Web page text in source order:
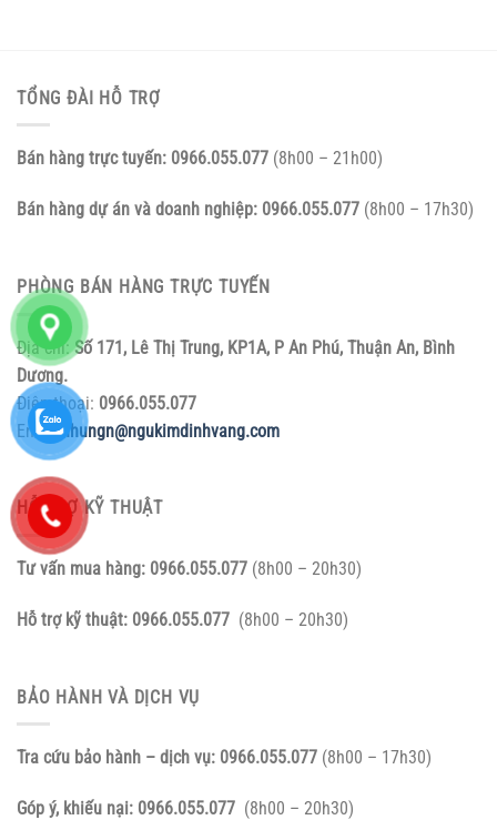
TỔNG ĐÀI HỖ TRỢ
Bán hàng trực tuyến: 0966.055.077 (8h00 – 21h00)
Bán hàng dự án và doanh nghiệp: 0966.055.077 (8h00 – 17h30)
PHÒNG BÁN HÀNG TRỰC TUYẾN
Địa chỉ:Số 171, Lê Thị Trung, KP1A, P An Phú, Thuận An, Bình
Dương.
Điện thoại: 0966.055.077
Email:nhungn@ngukimdinhvang.com
HỖ TRỢ KỸ THUẬT
Tư vấn mua hàng: 0966.055.077 (8h00 – 20h30)
Hỗ trợ kỹ thuật: 0966.055.077 (8h00 – 20h30)
BẢO HÀNH VÀ DỊCH VỤ
Tra cứu bảo hành – dịch vụ: 0966.055.077 (8h00 – 17h30)
Góp ý, khiếu nại: 0966.055.077 (8h00 – 20h30)